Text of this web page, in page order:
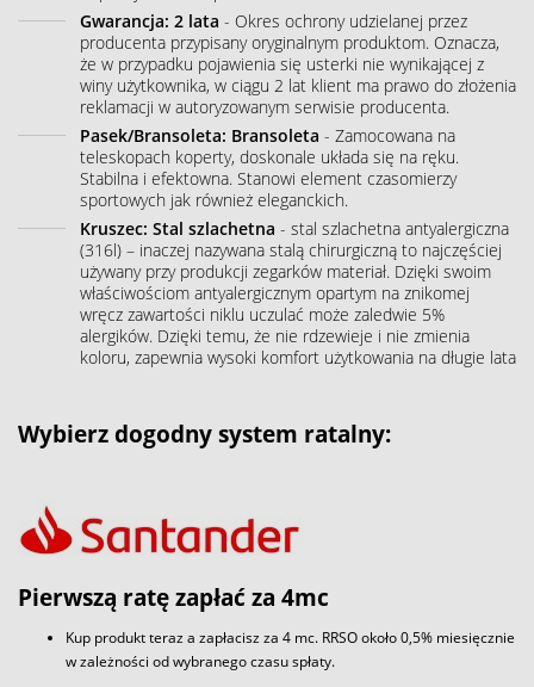
Gwarancja: 2 lata - Okres ochrony udzielanej przez
producenta przypisany oryginalnym produktom. Oznacza,
że w przypadku pojawienia się usterki nie wynikającej z
winy użytkownika, w ciągu 2 lat klient ma prawo do złożenia
reklamacji w autoryzowanym serwisie producenta.
Pasek/Bransoleta: Bransoleta - Zamocowana na
teleskopach koperty, doskonale układa się na ręku.
Stabilna i efektowna. Stanowi element czasomierzy
sportowych jak również eleganckich.
Kruszec: Stal szlachetna - stal szlachetna antyalergiczna
(316l) – inaczej nazywana stalą chirurgiczną to najczęściej
używany przy produkcji zegarków materiał. Dzięki swoim
właściwościom antyalergicznym opartym na znikomej
wręcz zawartości niklu uczulać może zaledwie 5%
alergików. Dzięki temu, że nie rdzewieje i nie zmienia
koloru, zapewnia wysoki komfort użytkowania na długie lata
Wybierz dogodny system ratalny:
Pierwszą ratę zapłać za 4mc
Kup produkt teraz a zapłacisz za 4 mc. RRSO około 0,5% miesięcznie
w zależności od wybranego czasu spłaty.